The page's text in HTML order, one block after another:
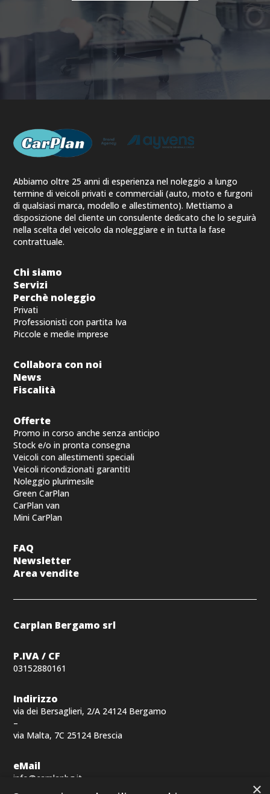
Abbiamo oltre 25 anni di esperienza nel noleggio a lungo
termine di veicoli privati e commerciali (auto, moto e furgoni
di qualsiasi marca, modello e allestimento). Mettiamo a
disposizione del cliente un consulente dedicato che lo seguirà
nella scelta del veicolo da noleggiare e in tutta la fase
contrattuale.
Chi siamo
Servizi
Perchè noleggio
Privati
Professionisti con partita Iva
Piccole e medie imprese
Collabora con noi
News
Fiscalità
Offerte
Promo in corso anche senza anticipo
Stock e/o in pronta consegna
Veicoli con allestimenti speciali
Veicoli ricondizionati garantiti
Noleggio plurimesile
Green CarPlan
CarPlan van
Mini CarPlan
FAQ
Newsletter
Area vendite
Carplan Bergamo srl
P.IVA / CF
03152880161
Indirizzo
via dei Bersaglieri, 2/A 24124 Bergamo
–
via Malta, 7C 25124 Brescia
eMail
info@carplanbg.it
×